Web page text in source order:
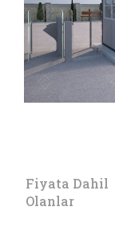
Fiyata Dahil
Olanlar